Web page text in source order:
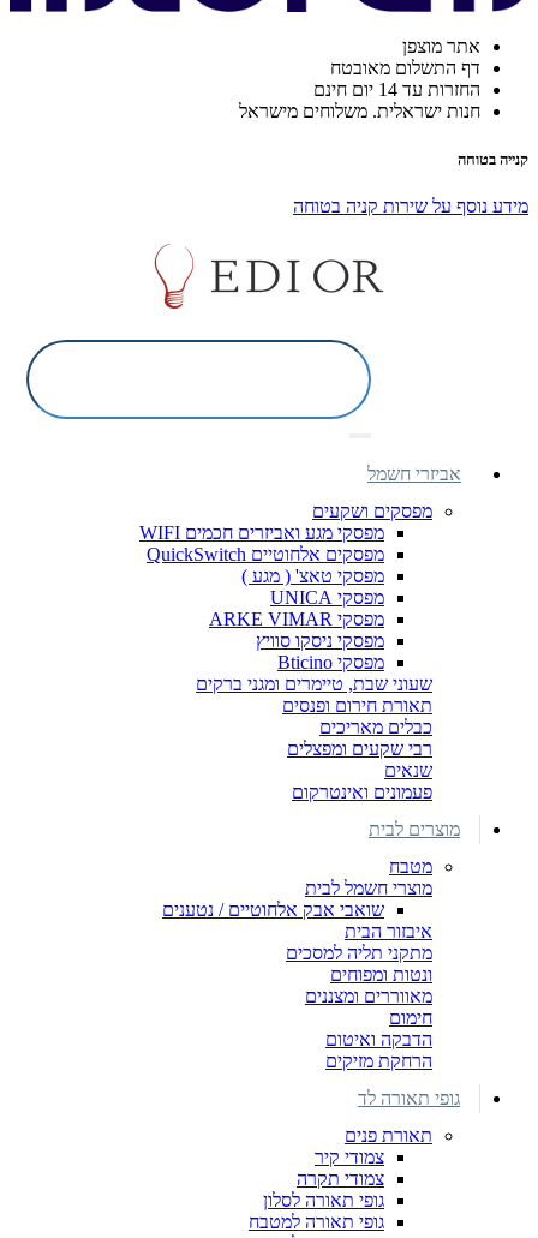
אתר מוצפן
דף התשלום מאובטח
החזרות עד 14 יום חינם
חנות ישראלית. משלוחים מישראל
קנייה בטוחה
מידע נוסף על שירות קניה בטוחה
אביזרי חשמל
מפסקים ושקעים
מפסקי מגע ואביזרים חכמים WIFI
מפסקים אלחוטיים QuickSwitch
מפסקי טאצ' ( מגע )
מפסקי UNICA
מפסקי ARKE VIMAR
מפסקי ניסקו סוויץ
מפסקי Bticino
שעוני שבת, טיימרים ומגני ברקים
תאורת חירום ופנסים
כבלים מאריכים
רבי שקעים ומפצלים
שנאים
פעמונים ואינטרקום
מוצרים לבית
מטבח
מוצרי חשמל לבית
שואבי אבק אלחוטיים / נטענים
איבזור הבית
מתקני תליה למסכים
ונטות ומפוחים
מאווררים ומצננים
חימום
הדבקה ואיטום
הרחקת מזיקים
גופי תאורה לד
תאורת פנים
צמודי קיר
צמודי תקרה
גופי תאורה לסלון
גופי תאורה למטבח